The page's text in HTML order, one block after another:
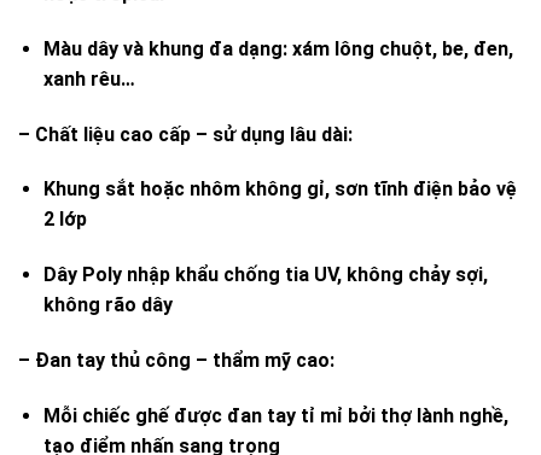
Màu dây và khung đa dạng: xám lông chuột, be, đen,
xanh rêu…
– Chất liệu cao cấp – sử dụng lâu dài:
Khung sắt hoặc nhôm không gỉ, sơn tĩnh điện bảo vệ
2 lớp
Dây Poly nhập khẩu chống tia UV, không chảy sợi,
không rão dây
– Đan tay thủ công – thẩm mỹ cao:
Mỗi chiếc ghế được đan tay tỉ mỉ bởi thợ lành nghề,
tạo điểm nhấn sang trọng